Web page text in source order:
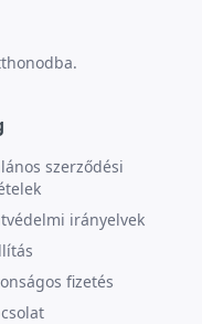
szerződési
irányelvek
fizetés